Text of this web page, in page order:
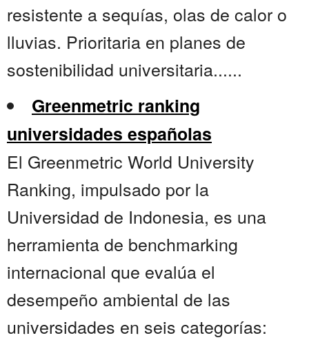
resistente a sequías, olas de calor o
lluvias. Prioritaria en planes de
sostenibilidad universitaria......
Greenmetric ranking
universidades españolas
El Greenmetric World University
Ranking, impulsado por la
Universidad de Indonesia, es una
herramienta de benchmarking
internacional que evalúa el
desempeño ambiental de las
universidades en seis categorías: